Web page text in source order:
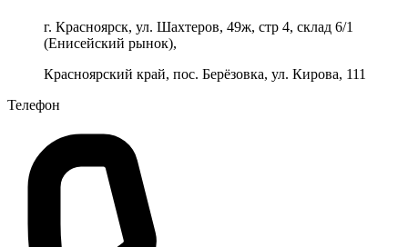
г. Красноярск, ул. Шахтеров, 49ж, стр 4, склад 6/1
(Енисейский рынок),
Красноярский край, пос. Берёзовка, ул. Кирова, 111
Телефон